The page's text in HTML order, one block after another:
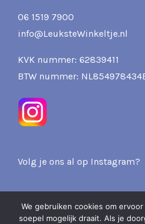
06 1519 7900
info@LeuksteWinkeltje.nl
KVK nummer: 62839411
BTW nummer:
Volg je ons al op Instagram?
We gebruiken cookies om
soepel mogelijk draait. Als je